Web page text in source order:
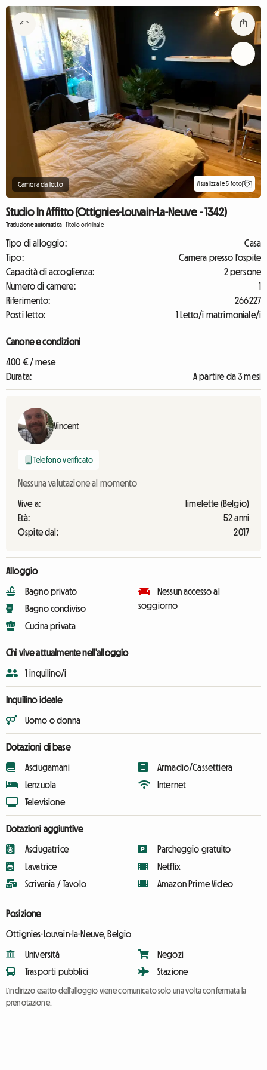
Camera da letto Visualizza le 5 foto
Studio In Affitto (Ottignies-Louvain-La-Neuve - 1342)
Traduzione automatica-Titolo originale
Tipo di alloggio:
Casa
Tipo:
Camera presso l'ospite
Capacità di accoglienza:
2 persone
Numero di camere:
1
Riferimento:
266227
Posti letto:
1 Letto/i matrimoniale/i
Canone e condizioni
400 € / mese
Durata:
A partire da 3 mesi
Vincent
Telefono verificato
Nessuna valutazione al momento
Vive a:
limelette (Belgio)
Età:
52 anni
Ospite dal:
2017
Alloggio
Bagno privato
Bagno condiviso
Cucina privata
Nessun accesso al
soggiorno
Chi vive attualmente nell'alloggio
1 inquilino/i
Inquilino ideale
Uomo o donna
Dotazioni di base
Asciugamani
Lenzuola
Televisione
Armadio/Cassettiera
Internet
Dotazioni aggiuntive
Asciugatrice
Lavatrice
Scrivania / Tavolo
Parcheggio gratuito
Netflix
Amazon Prime Video
Posizione
Ottignies-Louvain-la-Neuve, Belgio
Università
Trasporti pubblici
Negozi
Stazione
L'indirizzo esatto dell'alloggio viene comunicato solo una volta confermata la
prenotazione.